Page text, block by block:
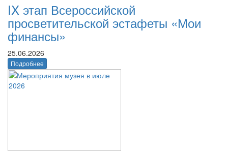
IX этап Всероссийской
просветительской эстафеты «Мои
финансы»
25.06.2026
Подробнее